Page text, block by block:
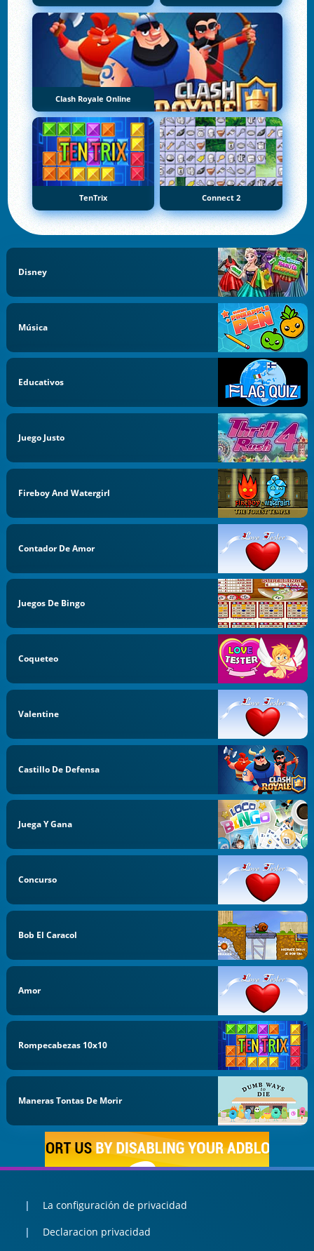
Clash Royale Online
TenTrix Connect 2
Disney
Música
Educativos
Juego Justo
Fireboy And Watergirl
Contador De Amor
Juegos De Bingo
Coqueteo
Valentine
Castillo De Defensa
Juega Y Gana
Concurso
Bob El Caracol
Amor
Rompecabezas 10x10
Maneras Tontas De Morir
La configuración de privacidad
Declaracion privacidad